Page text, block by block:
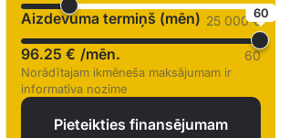
25 000 €
Aizdevuma termiņš (mēn) 60
60
96.25 € /mēn.
Norādītajam ikmēneša maksājumam ir
informatīva nozīme
Pieteikties finansējumam